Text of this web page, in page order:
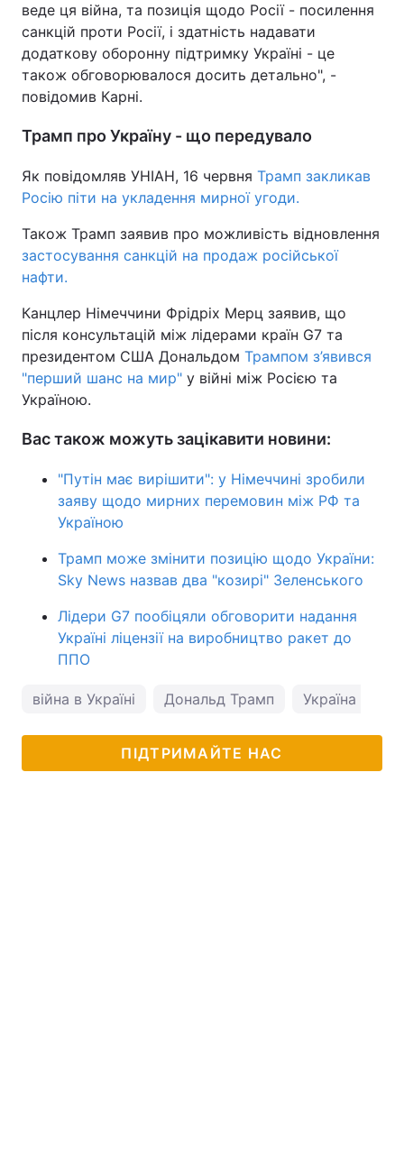
веде ця війна, та позиція щодо Росії - посилення
санкцій проти Росії, і здатність надавати
додаткову оборонну підтримку Україні - це
також обговорювалося досить детально", -
повідомив Карні.
Трамп про Україну - що передувало
Як повідомляв УНІАН, 16 червня Трамп закликав
Росію піти на укладення мирної угоди.
Також Трамп заявив про можливість відновлення
застосування санкцій на продаж російської
нафти.
Канцлер Німеччини Фрідріх Мерц заявив, що
після консультацій між лідерами країн G7 та
президентом США Дональдом Трампом з’явився
"перший шанс на мир" у війні між Росією та
Україною.
Вас також можуть зацікавити новини:
"Путін має вирішити": у Німеччині зробили
заяву щодо мирних перемовин між РФ та
Україною
Трамп може змінити позицію щодо України:
Sky News назвав два "козирі" Зеленського
Лідери G7 пообіцяли обговорити надання
Україні ліцензії на виробництво ракет до
ППО
війна в Україні Дональд Трамп Україна і США
ПІДТРИМАЙТЕ НАС